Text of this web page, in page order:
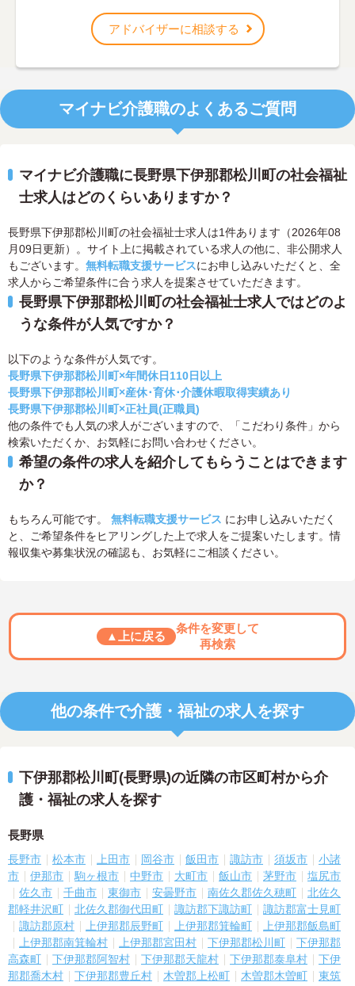
アドバイザーに相談する
マイナビ介護職のよくあるご質問
マイナビ介護職に長野県下伊那郡松川町の社会福祉
士求人はどのくらいありますか？
長野県下伊那郡松川町の社会福祉士求人は1件あります（2026年08
月09日更新）。サイト上に掲載されている求人の他に、非公開求人
もございます。 無料転職支援サービスにお申し込みいただくと、全
求人からご希望条件に合う求人を提案させていただきます。
長野県下伊那郡松川町の社会福祉士求人ではどのよ
うな条件が人気ですか？
以下のような条件が人気です。
長野県下伊那郡松川町×年間休日110日以上
長野県下伊那郡松川町×産休･育休･介護休暇取得実績あり
長野県下伊那郡松川町×正社員(正職員)
他の条件でも人気の求人がございますので、「こだわり条件」から
検索いただくか、お気軽にお問い合わせください。
希望の条件の求人を紹介してもらうことはできます
か？
もちろん可能です。 無料転職支援サービス にお申し込みいただく
と、ご希望条件をヒアリングした上で求人をご提案いたします。情
報収集や募集状況の確認も、お気軽にご相談ください。
▲上に戻る
条件を変更して
再検索
他の条件で介護・福祉の求人を探す
下伊那郡松川町(長野県)の近隣の市区町村から介
護・福祉の求人を探す
長野県
長野市 松本市 上田市 岡谷市 飯田市 諏訪市 須坂市
小諸
市
伊那市 駒ヶ根市 中野市 大町市 飯山市 茅野市
塩尻市
佐久市
千曲市 東御市 安曇野市 南佐久郡佐久穂町
北佐久
郡軽井沢町
北佐久郡御代田町 諏訪郡下諏訪町
諏訪郡富士見町
諏訪郡原村
上伊那郡辰野町 上伊那郡箕輪町
上伊那郡飯島町
上伊那郡南箕輪村
上伊那郡宮田村 下伊那郡松川町
下伊那郡
高森町
下伊那郡阿智村 下伊那郡天龍村 下伊那郡泰阜村
下伊
那郡喬木村
下伊那郡豊丘村 木曽郡上松町 木曽郡木曽町
東筑